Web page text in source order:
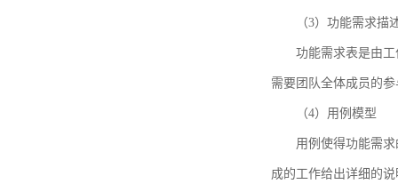
（3）功能需求描
功能需求表是由
需要团队全体成员的
（4）用例模型
用例使得功能需
成的工作给出详细的